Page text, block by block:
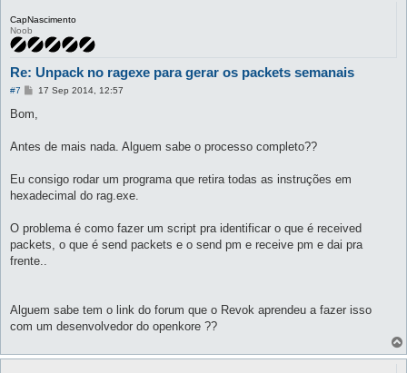
CapNascimento
Noob
Re: Unpack no ragexe para gerar os packets semanais
#7
P
t
17 Sep 2014, 12:57
Bom,
Antes de mais nada. Alguem sabe o processo completo??
Eu consigo rodar um programa que retira todas as instruções em
hexadecimal do rag.exe.
O problema é como fazer um script pra identificar o que é received
packets, o que é send packets e o send pm e receive pm e dai pra
frente..
Alguem sabe tem o link do forum que o Revok aprendeu a fazer isso
com um desenvolvedor do openkore ??